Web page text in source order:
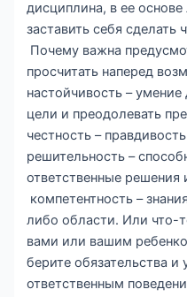
дисциплина, в ее
заставить себя
Почему важна
просчитать наперед
настойчивость –
цели и преодолевать
честность –
решительность –
ответственные
компетентность –
либо области. Или что-
вами или вашим
берите обязательства и
ответственным